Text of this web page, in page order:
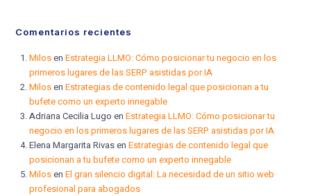
Comentarios recientes
MilosenEstrategia LLMO: Cómo posicionar tu negocio en los
primeros lugares de las SERP asistidas por IA
MilosenEstrategias de contenido legal que posicionan a tu
bufete como un experto innegable
Adriana Cecilia Lugo enEstrategia LLMO: Cómo posicionar tu
negocio en los primeros lugares de las SERP asistidas por IA
Elena Margarita RivasenEstrategias de contenido legal que
posicionan a tu bufete como un experto innegable
MilosenEl gran silencio digital: La necesidad de un sitio web
profesional para abogados